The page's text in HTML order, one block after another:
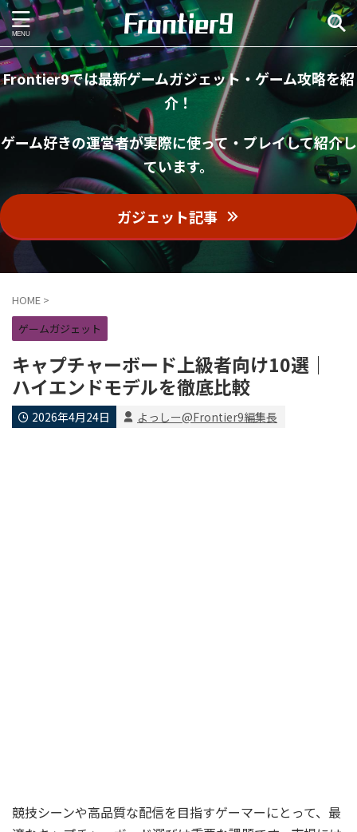
Frontier9では最新ゲームガジェット・ゲーム攻略を紹
介！
ゲーム好きの運営者が実際に使って・プレイして紹介し
ています。
ガジェット記事
HOME >
ゲームガジェット
キャプチャーボード上級者向け10選｜
ハイエンドモデルを徹底比較
2026年4月24日 よっしー@Frontier9編集長
競技シーンや高品質な配信を目指すゲーマーにとって、最